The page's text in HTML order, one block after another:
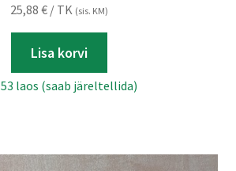
25,88 € / TK (sis. KM)
Lisa korvi
53 laos (saab järeltellida)